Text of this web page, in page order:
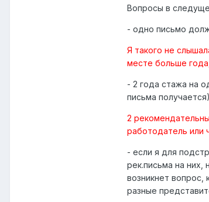
Вопросы в
- одно письмо
Я такого не
месте больше
- 2 года стажа на
письма
2
работодатель или
- если я для
рек.письма на них,
возникнет вопрос,
разные